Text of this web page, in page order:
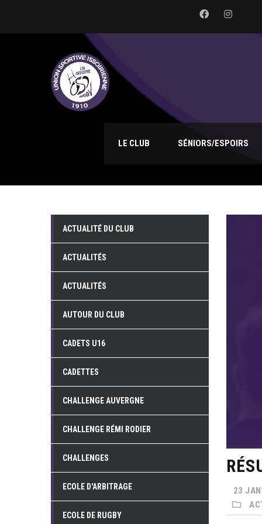
LE CLUB SÉNIORS/ESPOIRS
23
ACTUALITÉ DU CLUB
ACTUALITÉS
ACTUALITÉS
AUTOUR DU CLUB
CADETS U16
CADETTES
CHALLENGE AUVERGNE
CHALLENGE RÉMI RODIER
CHALLENGES
ECOLE D'ARBITRAGE
ECOLE DE RUGBY